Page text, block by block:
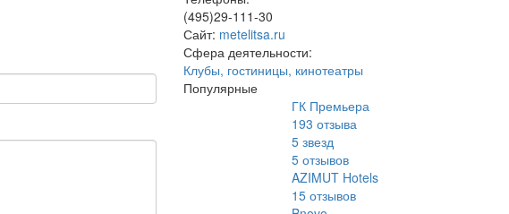
(495)29-111-30
Сайт: metelitsa.ru
Сфера деятельности:
Клубы, гостиницы, кинотеатры
Популярные
ГК Премьера
193 отзыва
5 звезд
5 отзывов
AZIMUT Hotels
15 отзывов